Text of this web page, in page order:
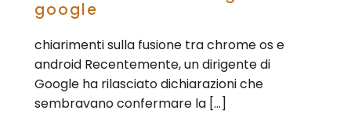
google
chiarimenti sulla fusione tra chrome os e
android Recentemente, un dirigente di
Google ha rilasciato dichiarazioni che
sembravano confermare la […]